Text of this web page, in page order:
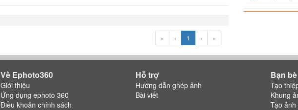
« ‹ 1 › »
Về Ephoto360
Giới thiệu
Ứng dụng ephoto 360
Điều khoản chính sách
Hỗ trợ
Hướng dẫn ghép ảnh
Bài viết
Bạn bè
Tạo
Khung
Tạo